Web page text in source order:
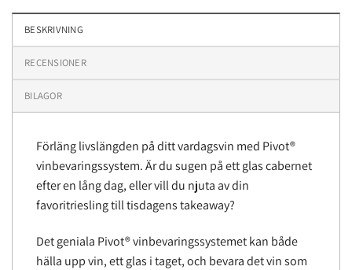
BESKRIVNING
RECENSIONER
BILAGOR
Förläng livslängden på ditt vardagsvin med Pivot®
vinbevaringssystem. Är du sugen på ett glas cabernet
efter en lång dag, eller vill du njuta av din
favoritriesling till tisdagens takeaway?
Det geniala Pivot® vinbevaringssystemet kan både
hälla upp vin, ett glas i taget, och bevara det vin som